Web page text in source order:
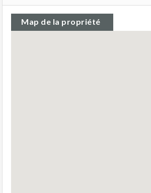
Map de la propriété